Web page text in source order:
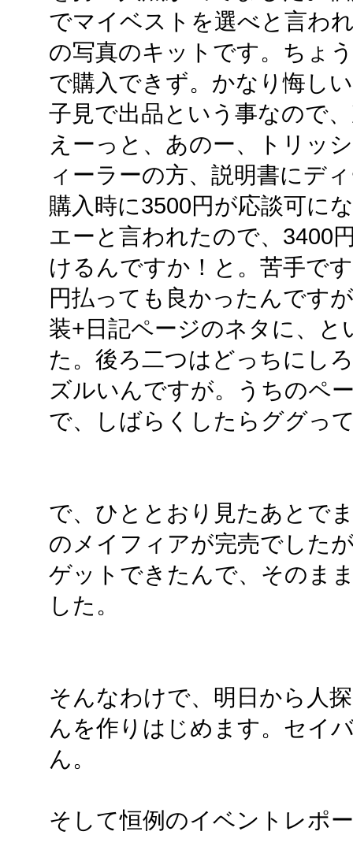
でマイベストを選べと言わ
の写真のキットです。ちょ
で購入できず。かなり悔し
子見で出品という事なので
えーっと、あのー、トリッ
ィーラーの方、説明書にデ
購入時に3500円が応談可に
エーと言われたので、3400
けるんですか！と。苦手で
円払っても良かったんです
装+日記ページのネタに、
た。後ろ二つはどっちにし
ズルいんですが。うちのペ
で、しばらくしたらググっ
で、ひととおり見たあとで
のメイフィアが完売でした
ゲットできたんで、そのま
した。
そんなわけで、明日から人
んを作りはじめます。セイ
ん。
そして恒例のイベントレポ